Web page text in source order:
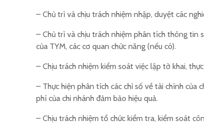
– Chủ trì và chịu trách nhiệm nhập, duyệt các
– Chủ trì và chịu trách nhiệm phân tích thông tin
của TYM, các cơ quan chức năng (nếu có).
– Chịu trách nhiệm kiểm soát việc lập tờ khai,
– Thực hiện phân tích các chỉ số về tài chính của
phí của chi nhánh đảm bảo hiệu quả.
– Chịu trách nhiệm tổ chức kiểm tra, kiểm soát